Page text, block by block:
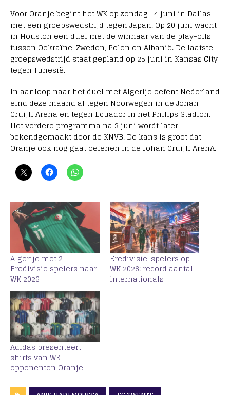
Voor Oranje begint het WK op zondag 14 juni in Dallas
met een groepswedstrijd tegen Japan. Op 20 juni wacht
in Houston een duel met de winnaar van de play-offs
tussen Oekraïne, Zweden, Polen en Albanië. De laatste
groepswedstrijd staat gepland op 25 juni in Kansas City
tegen Tunesië.
In aanloop naar het duel met Algerije oefent Nederland
eind deze maand al tegen Noorwegen in de Johan
Cruijff Arena en tegen Ecuador in het Philips Stadion.
Het verdere programma na 3 juni wordt later
bekendgemaakt door de KNVB. De kans is groot dat
Oranje ook nog gaat oefenen in de Johan Cruijff ArenA.
Algerije met 2
Eredivisie spelers naar
WK 2026
Eredivisie-spelers op
WK 2026: record aantal
internationals
Adidas presenteert
shirts van WK
opponenten Oranje